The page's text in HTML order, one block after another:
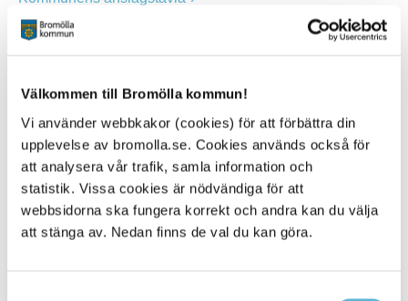
Välkommen till Bromölla kommun!
Vi använder webbkakor (cookies) för att förbättra din
upplevelse av bromolla.se. Cookies används också för
att analysera vår trafik, samla information och
statistik. Vissa cookies är nödvändiga för att
webbsidorna ska fungera korrekt och andra kan du välja
att stänga av. Nedan finns de val du kan göra.
Fattade beslut
Relaterad information
Mötestider
Kontakta din politiker